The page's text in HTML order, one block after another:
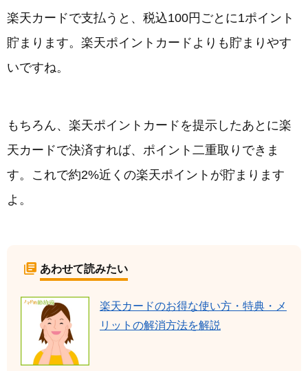
楽天カードで支払うと、税込100円ごとに1ポイント
貯まります。楽天ポイントカードよりも貯まりやす
いですね。
もちろん、楽天ポイントカードを提示したあとに楽
天カードで決済すれば、ポイント二重取りできま
す。これで約2%近くの楽天ポイントが貯まります
よ。
あわせて読みたい
楽天カードのお得な使い方・特典・メ
リットの解消方法を解説